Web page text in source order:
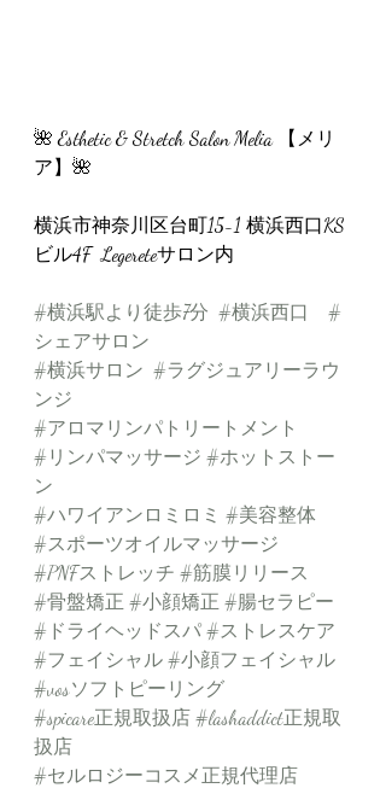
🌺 Esthetic & Stretch Salon Melia 【メリ
ア】🌺
横浜市神奈川区台町15-1 横浜西口KS
ビル4F  Legereteサロン内
#横浜駅より徒歩7分 #横浜西口
#
シェアサロン
#横浜サロン #ラグジュアリーラウ
ンジ
#アロマリンパトリートメント
#リンパマッサージ #ホットストー
ン
#ハワイアンロミロミ #美容整体
#スポーツオイルマッサージ
#PNFストレッチ #筋膜リリース
#骨盤矯正 #小顔矯正 #腸セラピー
#ドライヘッドスパ #ストレスケア
#フェイシャル #小顔フェイシャル
#vosソフトピーリング
#spicare正規取扱店 #lashaddict正規取
扱店
#セルロジーコスメ正規代理店